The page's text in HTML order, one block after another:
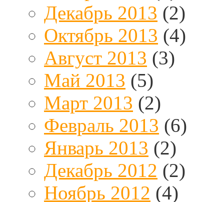
Декабрь 2013 (2)
Октябрь 2013 (4)
Август 2013 (3)
Май 2013 (5)
Март 2013 (2)
Февраль 2013 (6)
Январь 2013 (2)
Декабрь 2012 (2)
Ноябрь 2012 (4)